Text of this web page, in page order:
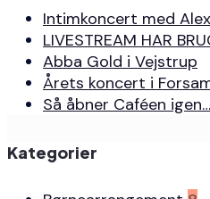
Intimkoncert med
LIVESTREAM HAR
Abba Gold i Vejstrup
Årets koncert i
Så åbner Caféen
Kategorier